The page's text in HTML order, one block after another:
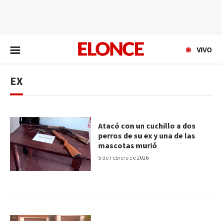
VIVO
EX
5 de Febrero de 2026
Atacó con un cuchillo a dos
perros de su ex y una de las
mascotas murió